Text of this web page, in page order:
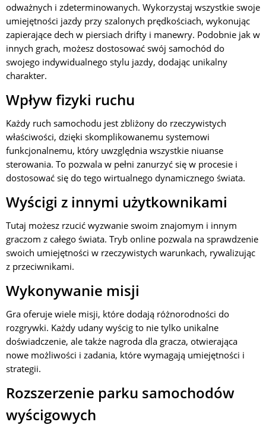
odważnych i zdeterminowanych. Wykorzystaj wszystkie swoje
umiejętności jazdy przy szalonych prędkościach, wykonując
zapierające dech w piersiach drifty i manewry. Podobnie jak w
innych grach, możesz dostosować swój samochód do
swojego indywidualnego stylu jazdy, dodając unikalny
charakter.
Wpływ fizyki ruchu
Każdy ruch samochodu jest zbliżony do rzeczywistych
właściwości, dzięki skomplikowanemu systemowi
funkcjonalnemu, który uwzględnia wszystkie niuanse
sterowania. To pozwala w pełni zanurzyć się w procesie i
dostosować się do tego wirtualnego dynamicznego świata.
Wyścigi z innymi użytkownikami
Tutaj możesz rzucić wyzwanie swoim znajomym i innym
graczom z całego świata. Tryb online pozwala na sprawdzenie
swoich umiejętności w rzeczywistych warunkach, rywalizując
z przeciwnikami.
Wykonywanie misji
Gra oferuje wiele misji, które dodają różnorodności do
rozgrywki. Każdy udany wyścig to nie tylko unikalne
doświadczenie, ale także nagroda dla gracza, otwierająca
nowe możliwości i zadania, które wymagają umiejętności i
strategii.
Rozszerzenie parku samochodów
wyścigowych